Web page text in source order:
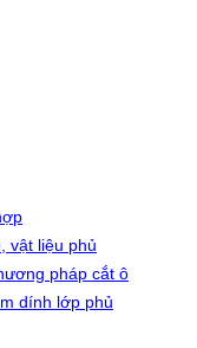
vật liệu phủ
pháp cắt ô
dính lớp phủ